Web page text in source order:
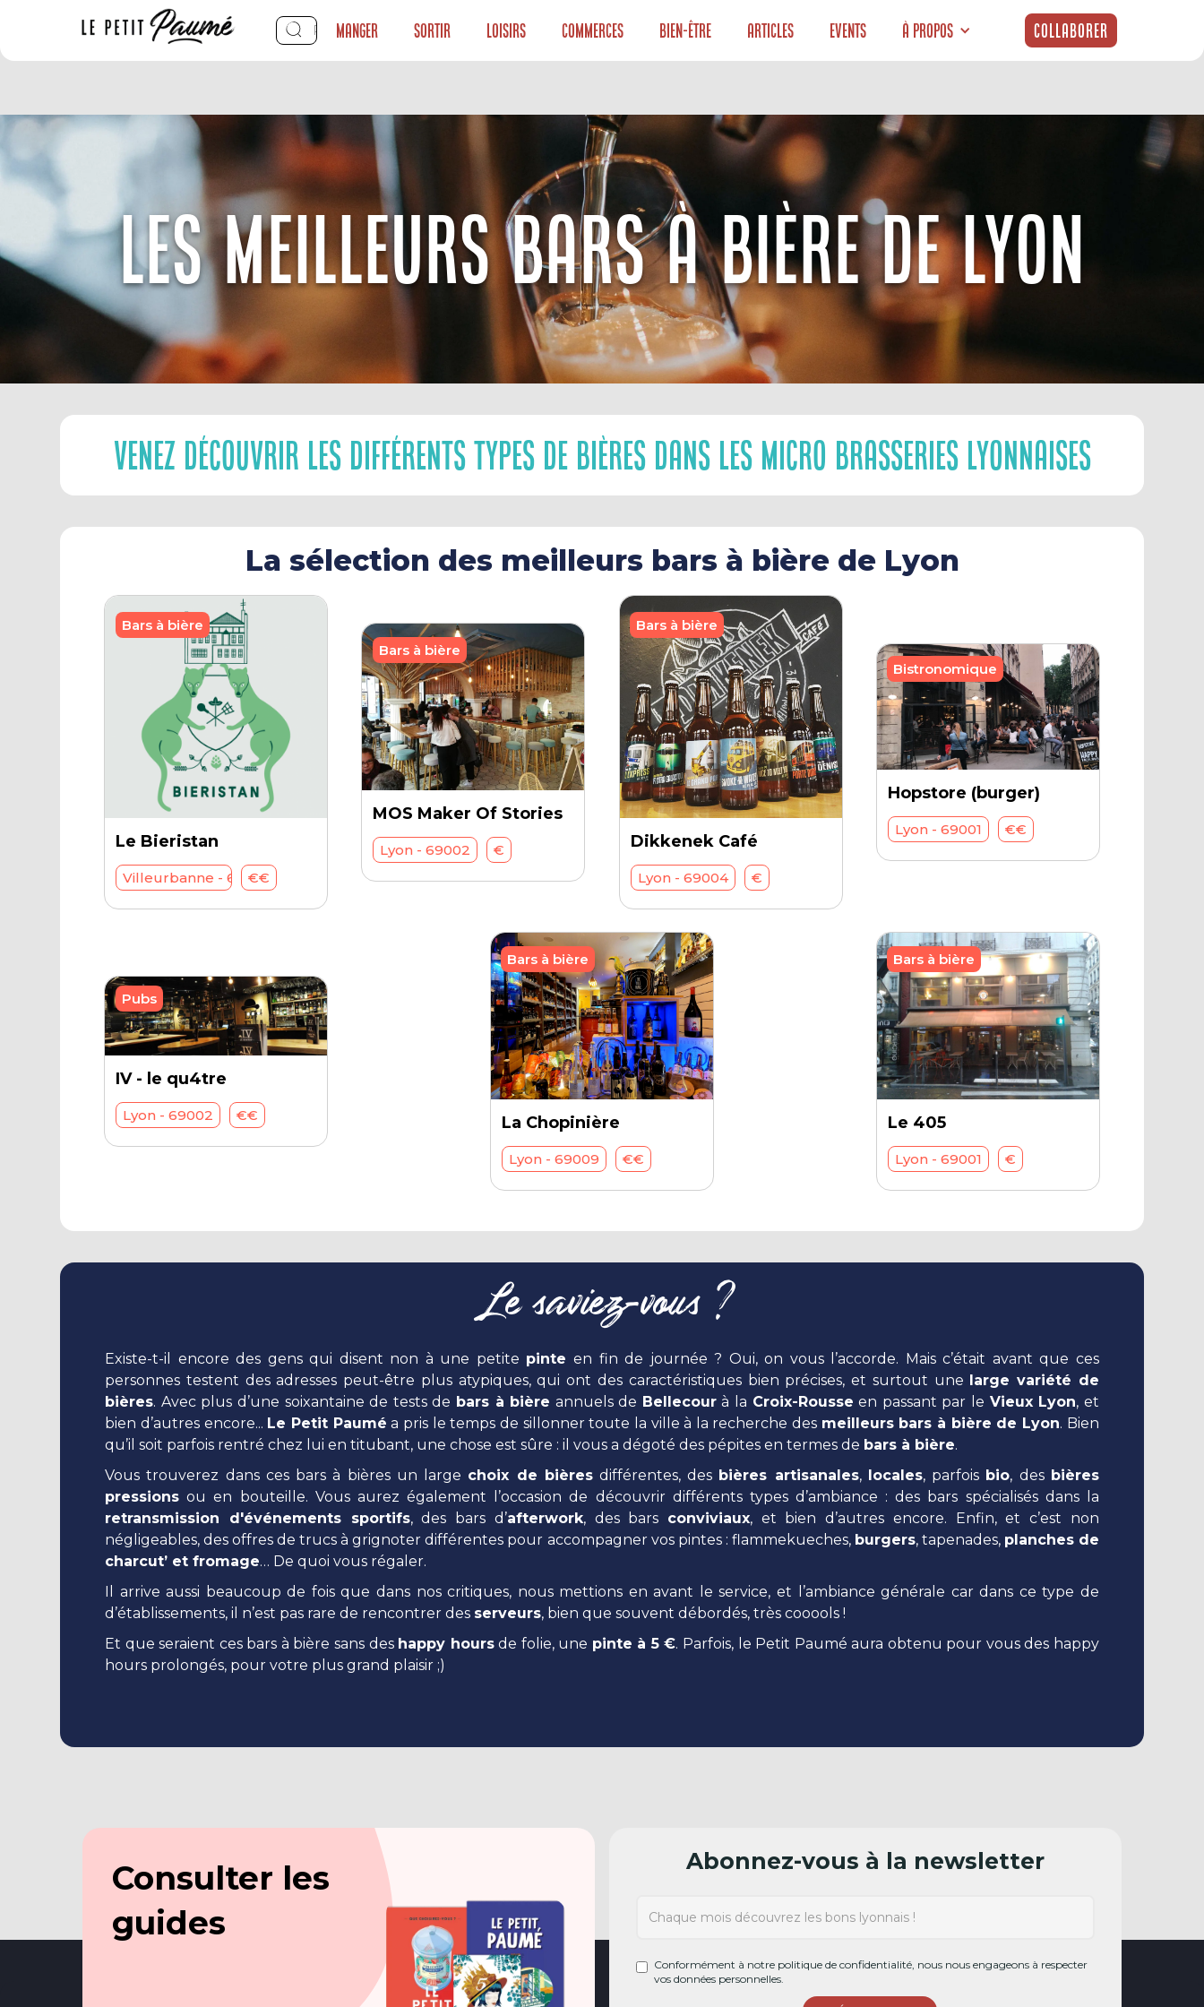
Manger Sortir Loisirs Commerces Bien-être Articles Events À propos Collaborer
LES MEILLEURS BARS À BIÈRE DE LYON
Venez Découvrir Les Différents Types De Bières Dans Les Micro Brasseries Lyonnaises
La sélection des meilleurs bars à bière de Lyon
Le Bieristan
Villeurbanne - 69100
€€
Bars à bière
MOS Maker Of Stories
Lyon - 69002 €
Bars à bière
Dikkenek Café
Lyon - 69004 €
Bars à bière
Hopstore (burger)
Lyon - 69001 €€
Bistronomique
IV - le qu4tre
Lyon - 69002 €€
Pubs
La Chopinière
Lyon - 69009 €€
Bars à bière
Le 405
Lyon - 69001 €
Bars à bière
Le saviez-vous ?
Existe-t-il encore des gens qui disent non à une petite pinte en fin de journée ? Oui, on vous l’accorde. Mais c’était avant que ces
personnes testent des adresses peut-être plus atypiques, qui ont des caractéristiques bien précises, et surtout une large variété de
bières. Avec plus d’une soixantaine de tests de bars à bière annuels de Bellecourà la Croix-Rousse en passant par le Vieux Lyon, et
bien d’autres encore... Le Petit Paumé a pris le temps de sillonner toute la ville à la recherche des meilleurs bars à bière de Lyon. Bien
qu’il soit parfois rentré chez lui en titubant, une chose est sûre : il vous a dégoté des pépites en termes de bars à bière.
Vous trouverez dans ces bars à bières un large choix de bièresdifférentes, des bières artisanales, locales, parfois bio, des bières
pressions ou en bouteille. Vous aurez également l’occasion de découvrir différents types d’ambiance : des bars spécialisés dans la
retransmission d'événements sportifs, des bars d’afterwork, des bars conviviaux, et bien d’autres encore. Enfin, et c’est non
négligeables, des offres de trucs à grignoter différentes pour accompagner vos pintes : flammekueches, burgers, tapenades, planches de
charcut’ et fromage… De quoi vous régaler.
Il arrive aussi beaucoup de fois que dans nos critiques, nous mettions en avant le service, et l’ambiance générale car dans ce type de
d’établissements, il n’est pas rare de rencontrer des serveurs, bien que souvent débordés, très cooools !
Et que seraient ces bars à bière sans des happy hoursde folie, une pinte à 5 €. Parfois, le Petit Paumé aura obtenu pour vous des happy
hours prolongés, pour votre plus grand plaisir ;)
Consulter les
guides
Abonnez-vous à la newsletter
Conformément à notre politique de confidentialité, nous nous engageons à respecter
vos données personnelles.